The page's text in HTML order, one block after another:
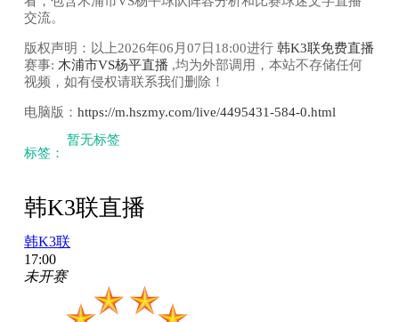
交流。
版权声明：以上2026年06月07日18:00进行韩K3联免费直播
赛事:木浦市VS杨平直播 ,均为外部调用，本站不存储任何
视频，如有侵权请联系我们删除！
电脑版：https://m.hszmy.com/live/4495431-584-0.html
标签：
暂无标签
韩K3联直播
韩K3联
17:00
未开赛